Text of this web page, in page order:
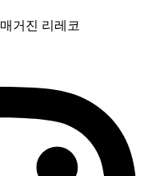
거진 리레코